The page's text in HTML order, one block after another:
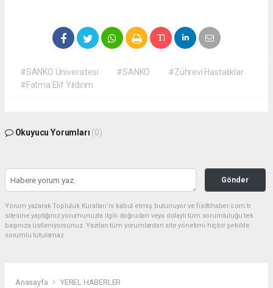
#SANKO Üniversitesi #SANKO
#Zührevi Hastalıklar
#Fatma Elif Yıldırım
Okuyucu Yorumları (0)
Gönder
Yorum yazarak Topluluk Kuralları’nı kabul etmiş bulunuyor ve fisiltihaber.com.tr
sitesine yaptığınız yorumunuzla ilgili doğrudan veya dolaylı tüm sorumluluğu tek
başınıza üstleniyorsunuz. Yazılan tüm yorumlardan site yönetimi hiçbir şekilde
sorumlu tutulamaz.
Anasayfa YEREL HABERLER